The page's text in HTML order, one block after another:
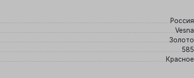
Россия
Vesna
Золото
585
Красное